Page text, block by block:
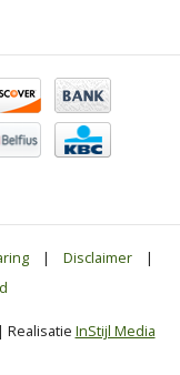
| Disclaimer
|
Realisatie InStijl Media